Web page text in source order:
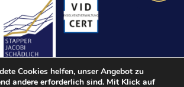
Cookies helfen, unser Angebot zu
andere erforderlich sind. Mit Klick auf